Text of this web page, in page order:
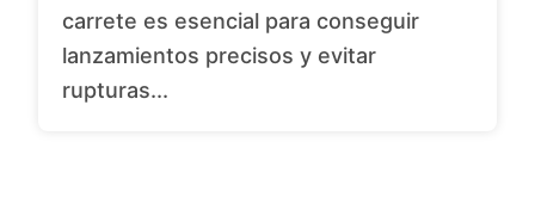
carrete es esencial para conseguir
lanzamientos precisos y evitar
rupturas...